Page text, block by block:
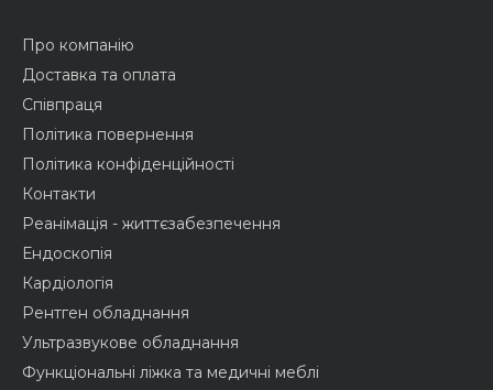
Про компанію
Доставка та оплата
Співпраця
Політика повернення
Політика конфіденційності
Контакти
Реанімація - життєзабезпечення
Ендоскопія
Кардіологія
Рентген обладнання
Ультразвукове обладнання
Функціональні ліжка та медичні меблі